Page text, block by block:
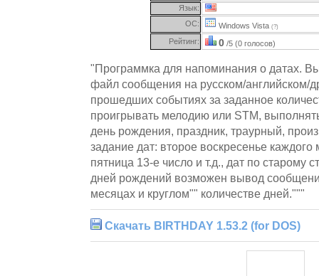
Язык:
ОС:
Windows Vista (?)
Рейтинг: 0 /5 (0 голосов)
"Программка для напоминания о датах.
файл сообщения на русском/английском/
прошедших событиях за заданное
проигрывать мелодию или STM,
день рождения, праздник, траурный,
задание дат: второе воскресенье
пятница 13-е число и т.д., дат по старому
дней рождений возможен вывод
месяцах и круглом"" количестве дней."""
Скачать BIRTHDAY 1.53.2 (for DOS)